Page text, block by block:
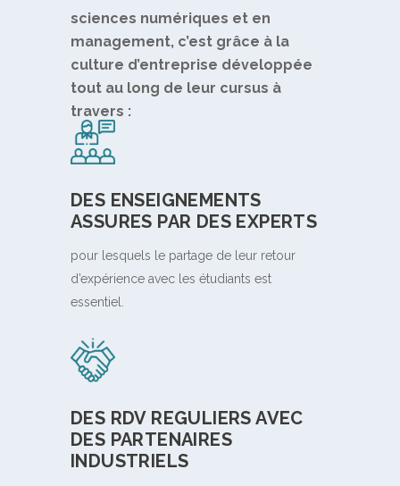
sciences numériques et en
management, c’est grâce à la
culture d’entreprise développée
tout au long de leur cursus à
travers :
DES ENSEIGNEMENTS
ASSURES PAR DES EXPERTS
pour lesquels le partage de leur retour
d’expérience avec les étudiants est
essentiel.
DES RDV REGULIERS AVEC
DES PARTENAIRES
INDUSTRIELS